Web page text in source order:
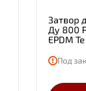
Затвор
Ду 800
EPDM Te
Под